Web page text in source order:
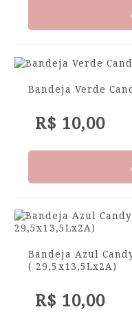
Bandeja Verde
R$ 10,00
Bandeja Azul
( 29,5x13,5Lx2A)
R$ 10,00